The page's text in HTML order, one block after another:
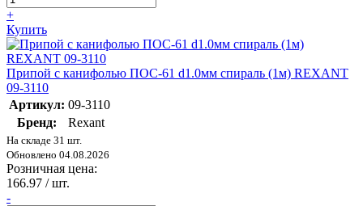
+
Купить
Припой с канифолью ПОС-61 d1.0мм спираль (1м) REXANT
09-3110
Артикул: 09-3110
Бренд:
Rexant
На складе 31 шт.
Обновлено 04.08.2026
Розничная цена:
166.97 / шт.
-